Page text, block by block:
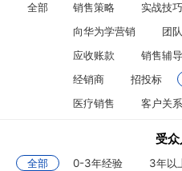
全部 销售策略 实战技巧
向华为学营销
团
应收账款
销售辅导
经销商
招投标
医疗销售
客户关系
受
全部 0-3年经验 3年以